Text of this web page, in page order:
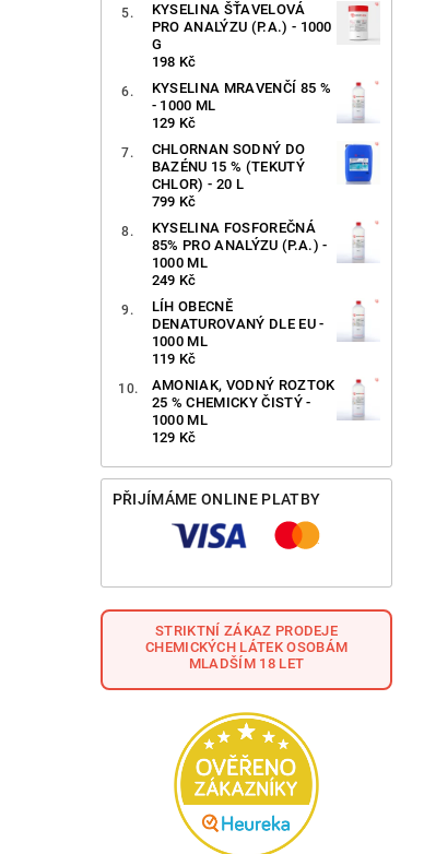
KYSELINA ŠŤAVELOVÁ
PRO ANALÝZU (P.A.) - 1000
G
198 Kč
KYSELINA MRAVENČÍ 85 %
- 1000 ML
129 Kč
CHLORNAN SODNÝ DO
BAZÉNU 15 % (TEKUTÝ
CHLOR) - 20 L
799 Kč
KYSELINA FOSFOREČNÁ
85% PRO ANALÝZU (P.A.) -
1000 ML
249 Kč
LÍH OBECNĚ
DENATUROVANÝ DLE EU -
1000 ML
119 Kč
AMONIAK, VODNÝ ROZTOK
25 % CHEMICKY ČISTÝ -
1000 ML
129 Kč
PŘIJÍMÁME ONLINE PLATBY
STRIKTNÍ ZÁKAZ PRODEJE
CHEMICKÝCH LÁTEK OSOBÁM
MLADŠÍM 18 LET